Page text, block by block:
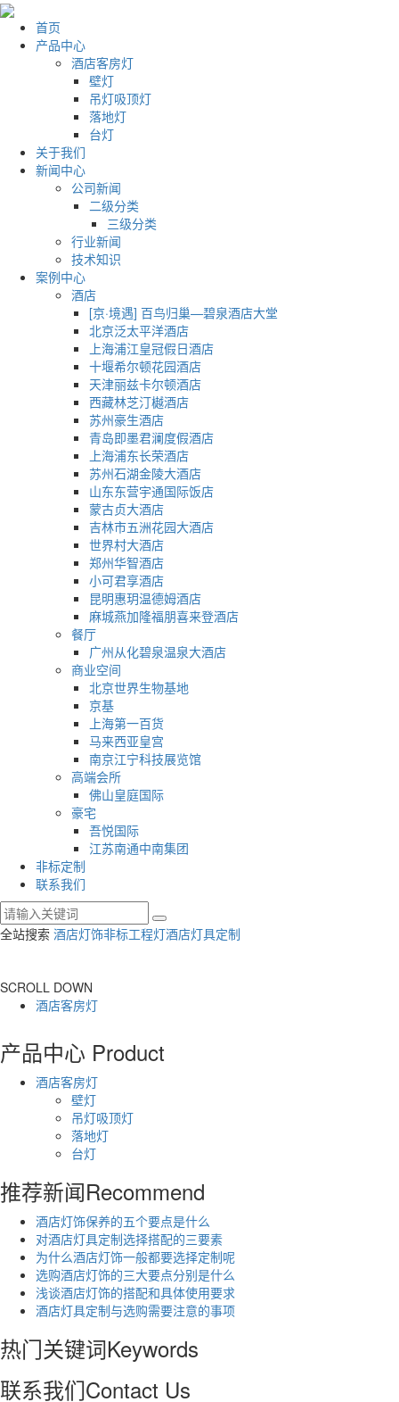
首页
产品中心
酒店客房灯
壁灯
吊灯吸顶灯
落地灯
台灯
关于我们
新闻中心
公司新闻
二级分类
三级分类
行业新闻
技术知识
案例中心
酒店
[京·境遇] 百鸟归巢—碧泉酒店大堂
北京泛太平洋酒店
上海浦江皇冠假日酒店
十堰希尔顿花园酒店
天津丽兹卡尔顿酒店
西藏林芝汀樾酒店
苏州豪生酒店
青岛即墨君澜度假酒店
上海浦东长荣酒店
苏州石湖金陵大酒店
山东东营宇通国际饭店
蒙古贞大酒店
吉林市五洲花园大酒店
世界村大酒店
郑州华智酒店
小可君享酒店
昆明惠玥温德姆酒店
麻城燕加隆福朋喜来登酒店
餐厅
广州从化碧泉温泉大酒店
商业空间
北京世界生物基地
京基
上海第一百货
马来西亚皇宫
南京江宁科技展览馆
高端会所
佛山皇庭国际
豪宅
吾悦国际
江苏南通中南集团
非标定制
联系我们
全站搜索 酒店灯饰非标工程灯酒店灯具定制
SCROLL DOWN
酒店客房灯
产品中心 Product
酒店客房灯
壁灯
吊灯吸顶灯
落地灯
台灯
推荐新闻Recommend
酒店灯饰保养的五个要点是什么
对酒店灯具定制选择搭配的三要素
为什么酒店灯饰一般都要选择定制呢
选购酒店灯饰的三大要点分别是什么
浅谈酒店灯饰的搭配和具体使用要求
酒店灯具定制与选购需要注意的事项
热门关键词Keywords
联系我们Contact Us